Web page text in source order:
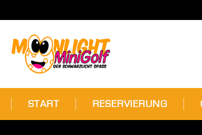
START RESERVIERUNG